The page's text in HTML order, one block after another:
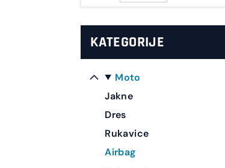
KATEGORIJE
Moto
Jakne
Dres
Rukavice
Airbag